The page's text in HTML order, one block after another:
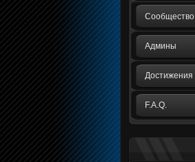
Сообщество
Админы
Достижения
F.A.Q.